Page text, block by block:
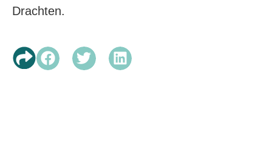
Drachten.